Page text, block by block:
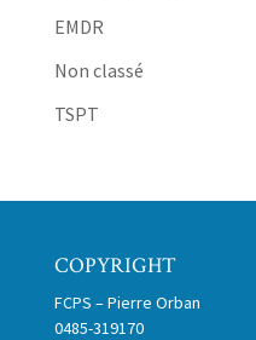
EMDR
Non classé
TSPT
COPYRIGHT
FCPS – Pierre Orban
0485-319170